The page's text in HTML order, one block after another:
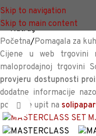
Skip to navigation
Skip to main content
<<Natrag
Početna/Pomagala za
Cijene u web trgovini
maloprodajnoj trgovini
provjeru dostupnosti
dodatne informacije
pošaljite upit na
Povećaj sliku